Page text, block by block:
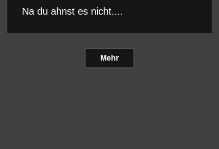
Na du ahnst es nicht....
Mehr